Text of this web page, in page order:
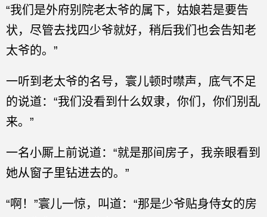
“我们是外府别院老太爷的属下，姑娘若是要告
状，尽管去找四少爷就好，稍后我们也会告知老
太爷的。”
一听到老太爷的名号，寰儿顿时噤声，底气不足
的说道：“我们没看到什么奴隶，你们，你们别乱
来。”
一名小厮上前说道：“就是那间房子，我亲眼看到
她从窗子里钻进去的。”
“啊！”寰儿一惊，叫道：“那是少爷贴身侍女的房